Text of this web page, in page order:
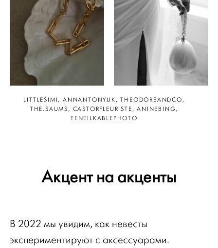
LITTLESIMI, ANNANTONYUK, THEODOREANDCO,
THE.SAUMS, CASTORFLEURISTE, ANINEBING,
TENEILKABLEPHOTO
Акцент на акценты
В 2022 мы увидим, как невесты
экспериментируют с аксессуарами.